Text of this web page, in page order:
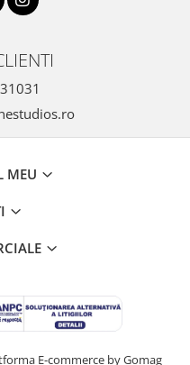
MEU
E-commerce by Gomag